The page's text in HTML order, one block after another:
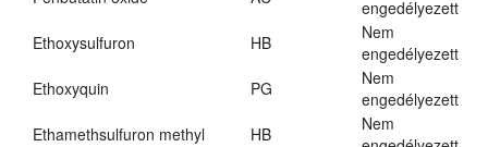
engedélyezett
Ethoxysulfuron
HB
Nem
engedélyezett
Ethoxyquin
PG
Nem
engedélyezett
Ethamethsulfuron methyl
HB
Nem